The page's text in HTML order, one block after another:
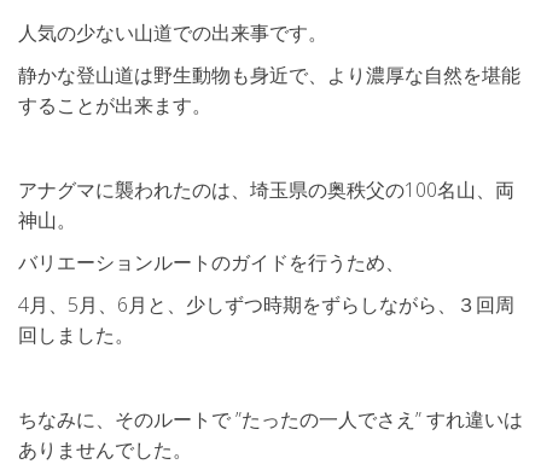
人気の少ない山道での出来事です。
静かな登山道は野生動物も身近で、より濃厚な自然を堪能
することが出来ます。
アナグマに襲われたのは、埼玉県の奥秩父の100名山、両
神山。
バリエーションルートのガイドを行うため、
4月、5月、6月と、少しずつ時期をずらしながら、３回周
回しました。
ちなみに、そのルートで ”たったの一人でさえ” すれ違いは
ありませんでした。